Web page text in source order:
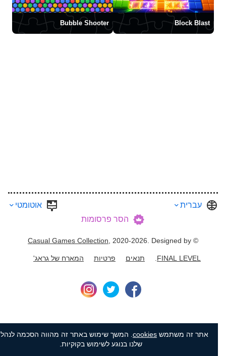
Block Blast
Bubble Shooter
עברית
אוטומטי
הסר פרסומות
Casual Games Collection, 2020-2026. Designed by
FINAL LEVEL
. תנאים פרטיות המארח של גראג'
אתר זה משתמשcookies. המשך שימוש באתר זה מהווה הסכמה לנהלים
שלנו בנוגע לשימוש בקוקיות.